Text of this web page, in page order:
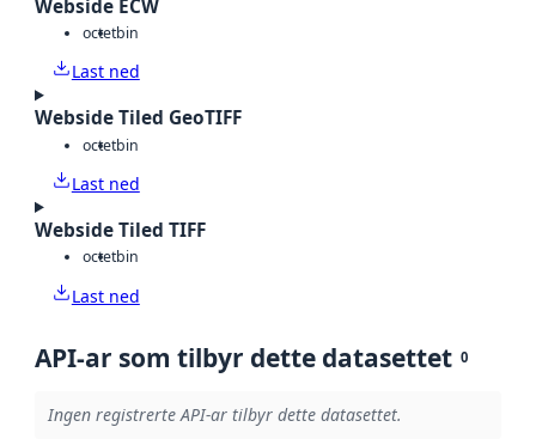
Webside ECW
octetbin
Last ned
Webside Tiled GeoTIFF
octetbin
Last ned
Webside Tiled TIFF
octetbin
Last ned
API-ar som tilbyr dette datasettet 0
Ingen registrerte API-ar tilbyr dette datasettet.